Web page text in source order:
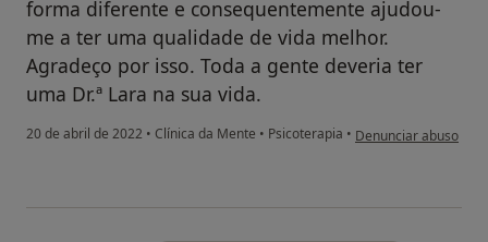
forma diferente e consequentemente ajudou-
me a ter uma qualidade de vida melhor.
Agradeço por isso. Toda a gente deveria ter
uma Dr.ª Lara na sua vida.
20 de abril de 2022 • Clínica da Mente • Psicoterapia • na opinião do
Denunciar abuso